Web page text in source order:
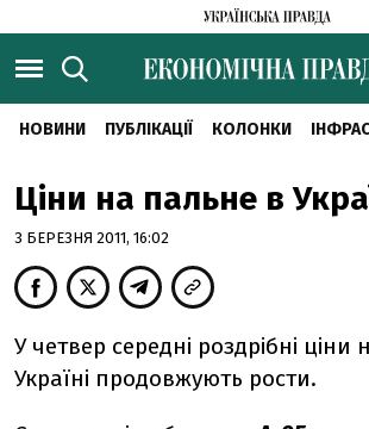
НОВИНИ ПУБЛІКАЦІЇ КОЛОНКИ
Ціни на пальне в
3 БЕРЕЗНЯ 2011, 16:02
У четвер середні роздрібні ціни
Україні продовжують рости.